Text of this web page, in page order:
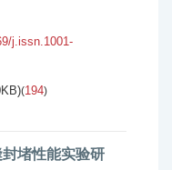
j.issn.1001-
(194)
堵性能实验研